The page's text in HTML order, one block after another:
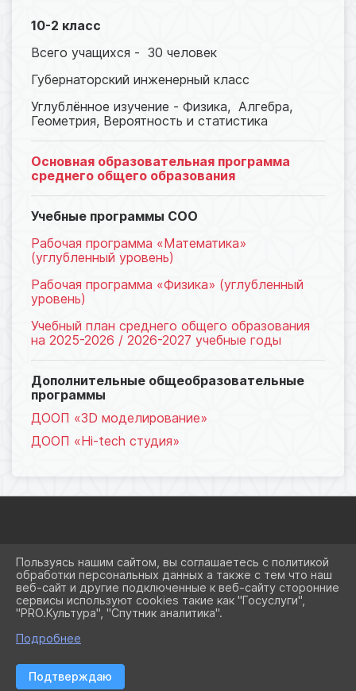
10-2 класс
Всего учащихся - 30 человек
Губернаторский инженерный класс
Углублённое изучение - Физика, Алгебра,
Геометрия, Вероятность и статистика
Основная образовательная программа
среднего общего образования
Учебные программы СОО
Рабочая программа «Математика»
(углубленный уровень)
Рабочая программа «Физика» (углубленный
уровень)
Учебный план среднего общего образования
на 2025-2026 / 2026-2027 учебные годы
Дополнительные общеобразовательные
программы
ДООП «3D моделирование»
ДООП «Hi-tech студия»
ВХОД
КАРТА САЙТА
ПОЛИТИКА ОБРАБОТКИ ПЕРСОНАЛЬНЫХ ДАННЫХ
СДЕЛАНО НА KUBCMS
РАЗРАБОТКА И ПОДДЕРЖКА
Пользуясь нашим сайтом, вы соглашаетесь с политикой
обработки персональных данных а также с тем что наш
веб-сайт и другие подключенные к веб-сайту сторонние
сервисы используют cookies такие как "Госуслуги",
"PRO.Культура", "Спутник аналитика".
Подробнее
Подтверждаю